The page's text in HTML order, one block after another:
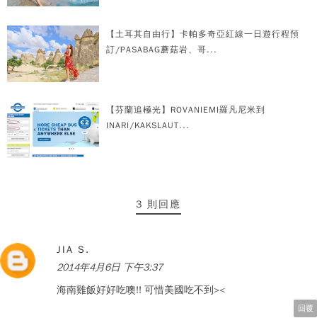
【土耳其自由行】卡帕多奇亞紅線一日遊行程預
訂/PASABAG蘑菇岩、哥...
【芬蘭追極光】ROVANIEMI羅凡尼米到
INARI/KAKSLAUT...
3 則回應
JIA S.
2014年4月6日 下午3:37
海南雞飯好好吃噢!! 可惜美國吃不到><
回覆